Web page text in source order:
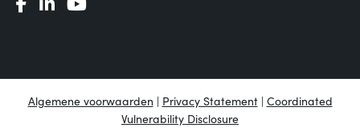
Algemene voorwaarden | Privacy Statement| Coordinated
Vulnerability Disclosure